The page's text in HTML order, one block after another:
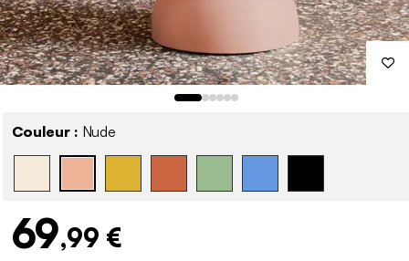
Couleur : Nude
69,99 €